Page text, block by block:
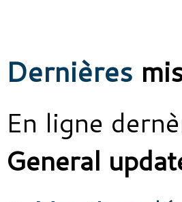
Dernières
En ligne
General